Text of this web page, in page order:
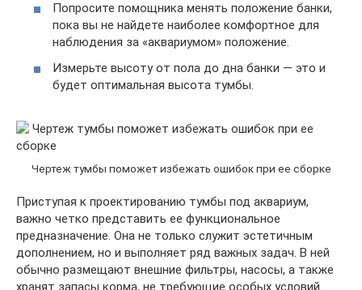
Попросите помощника менять положение банки,
пока вы не найдете наиболее комфортное для
наблюдения за «аквариумом» положение.
Измерьте высоту от пола до дна банки — это и
будет оптимальная высота тумбы.
Чертеж тумбы поможет избежать ошибок при ее сборке
Приступая к проектированию тумбы под аквариум,
важно четко представить ее функциональное
предназначение. Она не только служит эстетичным
дополнением, но и выполняет ряд важных задач. В ней
обычно размещают внешние фильтры, насосы, а также
хранят запасы корма, не требующие особых условий.